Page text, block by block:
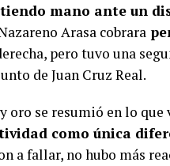
mano ante un
Arasa cobrara
pero tuvo una
de Juan Cruz Real.
oro se resumió en lo que
como única
a fallar, no hubo más